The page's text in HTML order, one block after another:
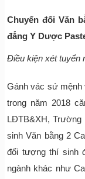
Chuyển đổi Văn
đẳng Y Dược
Điều kiện xét tuyển
Gánh vác sứ mệnh
trong năm 2018
LĐTB&XH, Trường
sinh Văn bằng 2
đối tượng thí sinh
ngành khác như